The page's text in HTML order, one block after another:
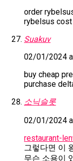
order
rybelsus cost
Suakuv
02/01/2024
buy cheap
purchase
소닉슬롯
02/01/2024
restaurant-
그렇다면 이
무슨 소용이